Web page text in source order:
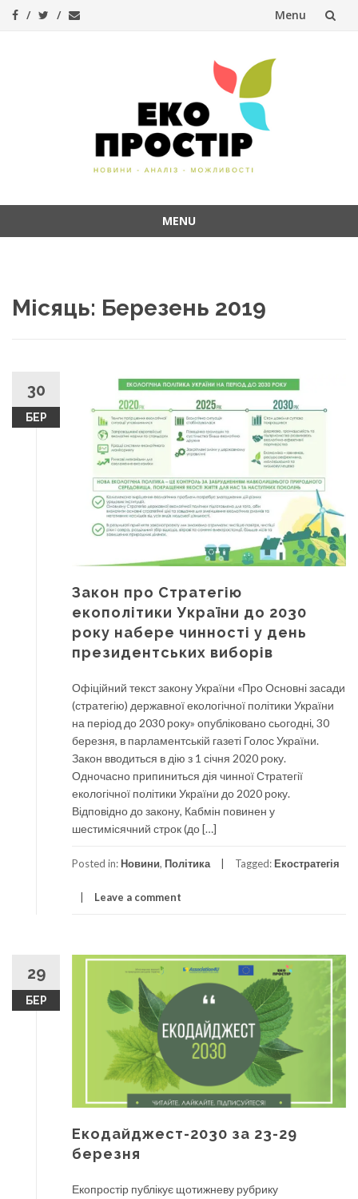
Menu
MENU
Місяць: Березень 2019
30
БЕР
Закон про Стратегію
екополітики України до 2030
року набере чинності у день
президентських виборів
Офіційний текст закону України «Про Основні засади
(стратегію) державної екологічної політики України
на період до 2030 року» опубліковано сьогодні, 30
березня, в парламентській газеті Голос України.
Закон вводиться в дію з 1 січня 2020 року.
Одночасно припиниться дія чинної Стратегії
екологічної політики України до 2020 року.
Відповідно до закону, Кабмін повинен у
шестимісячний строк (до […]
Posted in: Новини, Політика Tagged: Екостратегія
Leave a comment
29
БЕР
Екодайджест-2030 за 23-29
березня
Екопростір публікує щотижневу рубрику